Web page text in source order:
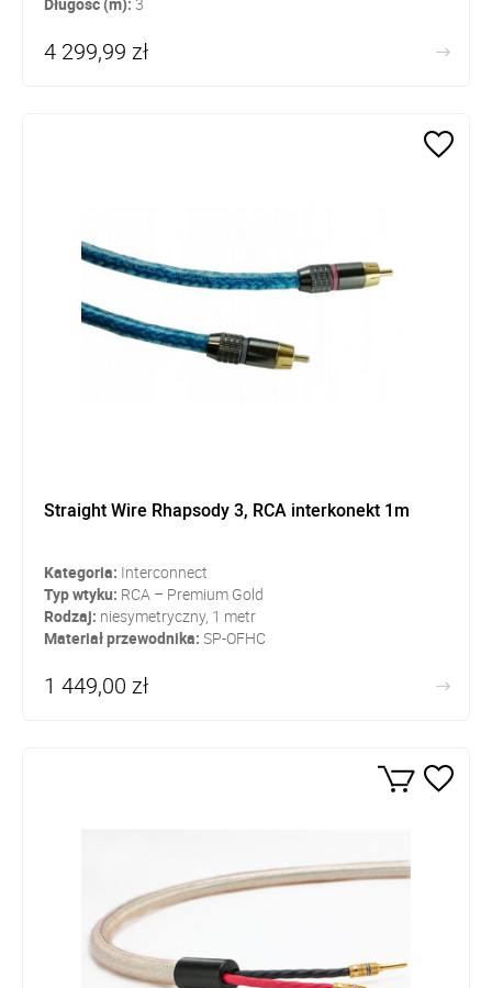
4 299,99 zł
Straight Wire Rhapsody 3, RCA interkonekt 1m
Kategoria: Interconnect
Typ wtyku: RCA – Premium Gold
Rodzaj: niesymetryczny, 1 metr
Materiał przewodnika: SP-OFHC
1 449,00 zł